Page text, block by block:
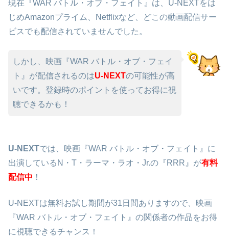
現在『WAR バトル・オブ・フェイト』は、U-NEXTをは
じめAmazonプライム、Netflixなど、どこの動画配信サー
ビスでも配信されていませんでした。
しかし、映画『WAR バトル・オブ・フェイ
ト』が配信されるのはU-NEXTの可能性が高
いです。登録時のポイントを使ってお得に視
聴できるかも！
U-NEXTでは、映画『WAR バトル・オブ・フェイト』に
出演しているN・T・ラーマ・ラオ・Jr.の『RRR』が有料
配信中 ！
U-NEXTは無料お試し期間が31日間ありますので、映画
『WAR バトル・オブ・フェイト』の関係者の作品をお得
に視聴できるチャンス！